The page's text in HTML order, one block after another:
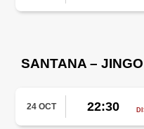
SANTANA –
24 OCT 22:30